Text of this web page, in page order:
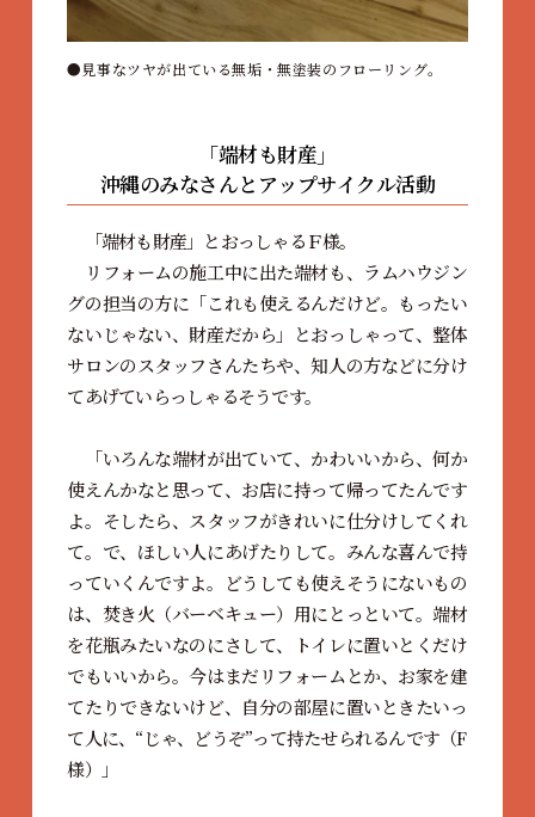
見事なツヤが出ている無垢・無塗装のフローリング。
「端材も財産」
沖縄のみなさんとアップサイクル活動
「端材も財産」とおっしゃるＦ様。
リフォームの施工中に出た端材も、ラムハウジン
グの担当の方に「これも使えるんだけど。もったい
ないじゃない、財産だから」とおっしゃって、整体
サロンのスタッフさんたちや、知人の方などに分け
てあげていらっしゃるそうです。
「いろんな端材が出ていて、かわいいから、何か
使えんかなと思って、お店に持って帰ってたんです
よ。そしたら、スタッフがきれいに仕分けしてくれ
て。で、ほしい人にあげたりして。みんな喜んで持
っていくんですよ。どうしても使えそうにないもの
は、焚き火（バーベキュー）用にとっといて。端材
を花瓶みたいなのにさして、トイレに置いとくだけ
でもいいから。今はまだリフォームとか、お家を建
てたりできないけど、自分の部屋に置いときたいっ
て人に、“じゃ、どうぞ”って持たせられるんです（F
様）」